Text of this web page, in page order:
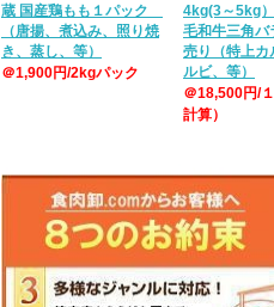
蔵 国産鶏もも１パック
（唐揚、煮込み、照り焼
き、蒸し、等）
＠1,900円/2kgパック
4kg(3～5kg
毛和牛三角バ
売り（特上カ
ルビ、等）
＠18,500円/
計算）